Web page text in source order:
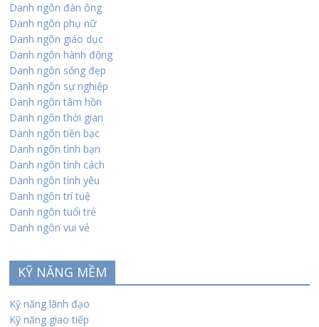
Danh ngôn đàn ông
Danh ngôn phụ nữ
Danh ngôn giáo dục
Danh ngôn hành động
Danh ngôn sống đẹp
Danh ngôn sự nghiệp
Danh ngôn tâm hồn
Danh ngôn thời gian
Danh ngôn tiền bạc
Danh ngôn tình bạn
Danh ngôn tính cách
Danh ngôn tình yêu
Danh ngôn trí tuệ
Danh ngôn tuổi trẻ
Danh ngôn vui vẻ
KỸ NĂNG MỀM
Kỹ năng lãnh đạo
Kỹ năng giao tiếp